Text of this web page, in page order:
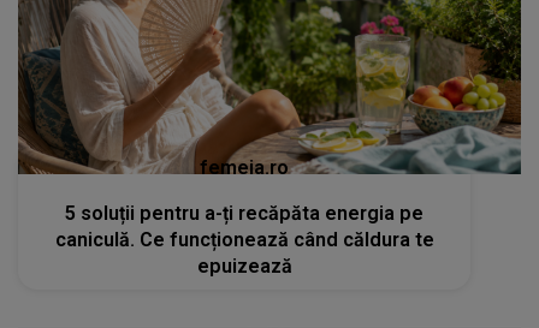
femeia.ro
5 soluții pentru a-ți recăpăta energia pe
caniculă. Ce funcționează când căldura te
epuizează